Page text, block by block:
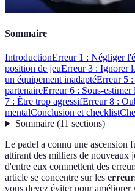
Sommaire
IntroductionErreur 1 : Négliger
position de jeuErreur 3 : Ignorer
un équipement inadaptéErreur 5 :
partenaireErreur 6 : Sous-
7 : Être trop agressifErreur 8 :
mentalConclusion et checklist
Sommaire(11 sections)
Le padel a connu une ascension
attirant des milliers de nouveaux
d'entre eux commettent des
article se concentre sur les
vous devez éviter pour améliorer